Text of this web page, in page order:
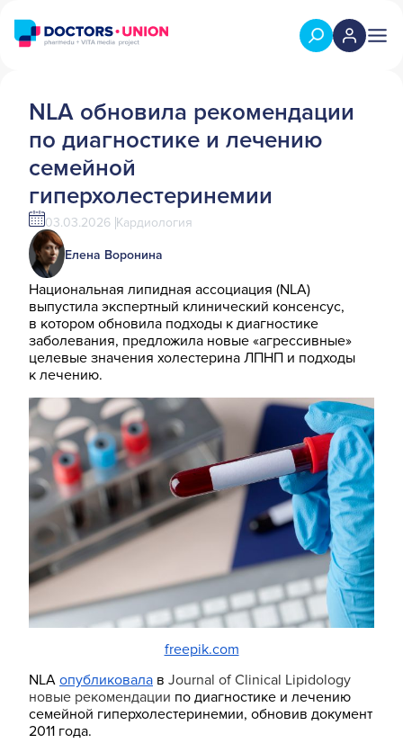
NLA обновила рекомендации
по диагностике и лечению
семейной
гиперхолестеринемии
03.03.2026 Кардиология
Елена Воронина
Национальная липидная ассоциация (NLA)
выпустила экспертный клинический консенсус,
в котором обновила подходы к диагностике
заболевания, предложила новые «агрессивные»
целевые значения холестерина ЛПНП и подходы
к лечению.
freepik.com
NLA опубликовала в Journal of Clinical Lipidology
новые рекомендации по диагностике и лечению
семейной гиперхолестеринемии, обновив документ
2011 года.